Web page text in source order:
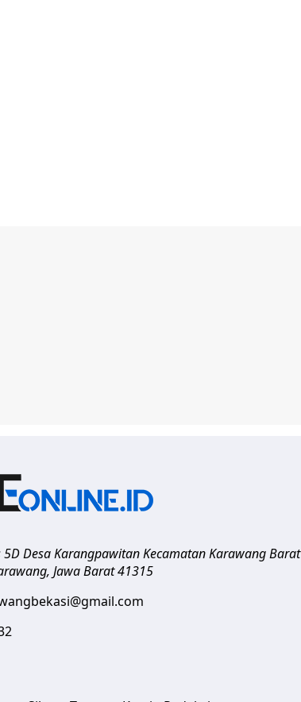
5D Desa Karangpawitan Kecamatan Karawang Barat
, Jawa Barat41315